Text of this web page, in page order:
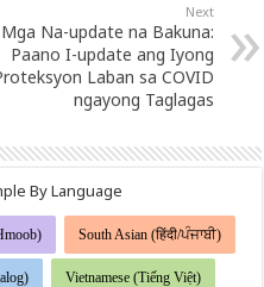
Next
Mga Na-update na Bakuna:
Paano I-update ang Iyong
Laban sa COVID
ngayong Taglagas
By Language
South Asian (हिंदी/ਪੰਜਾਬੀ)
Vietnamese (Tiếng Việt)